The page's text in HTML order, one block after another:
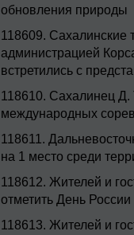
обновления природы
118609. Сахалинские
администрацией
встретились с
118610. Сахалинец Д.
международных
118611.
на 1 место среди
118612. Жителей и
отметить День России
118613. Жителей и